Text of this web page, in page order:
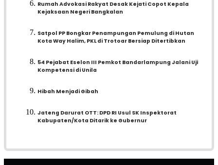
Rumah Advokasi Rakyat Desak Kejati Copot Kepala
Kejaksaan Negeri Bangkalan
Satpol PP Bongkar Penampungan Pemulung di Hutan
Kota Way Halim, PKL di Trotoar Bersiap Ditertibkan
54 Pejabat Eselon III Pemkot Bandarlampung Jalani Uji
Kompetensi di Unila
Hibah Menjadi Gibah
Jateng Darurat OTT: DPD RI Usul SK Inspektorat
Kabupaten/Kota Ditarik ke Gubernur